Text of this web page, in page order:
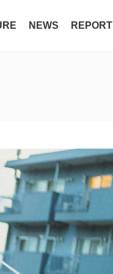
NEWS REPORT